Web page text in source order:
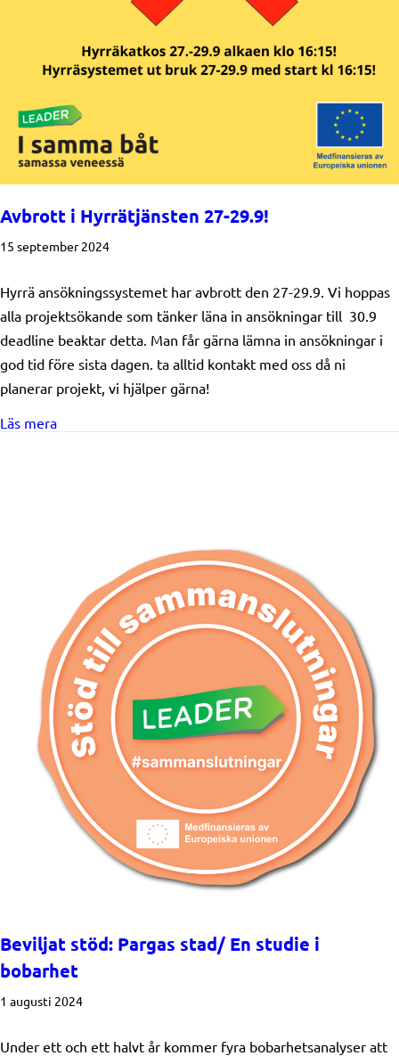
Avbrott i Hyrrätjänsten 27-29.9!
15 september 2024
Hyrrä ansökningssystemet har avbrott den 27-29.9. Vi hoppas
alla projektsökande som tänker läna in ansökningar till 30.9
deadline beaktar detta. Man får gärna lämna in ansökningar i
god tid före sista dagen. ta alltid kontakt med oss då ni
planerar projekt, vi hjälper gärna!
Läs meraabout Avbrott i Hyrrätjänsten 27-29.9!
Beviljat stöd: Pargas stad/ En studie i
bobarhet
1 augusti 2024
Under ett och ett halvt år kommer fyra bobarhetsanalyser att